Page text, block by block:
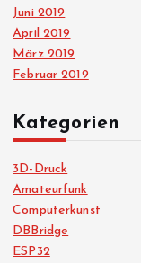
Juni 2019
April 2019
März 2019
Februar 2019
Kategorien
3D-Druck
Amateurfunk
Computerkunst
DBBridge
ESP32